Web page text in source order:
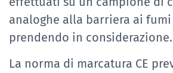
analoghe alla barriera ai fumi
prendendo in considerazione.
La norma di marcatura CE